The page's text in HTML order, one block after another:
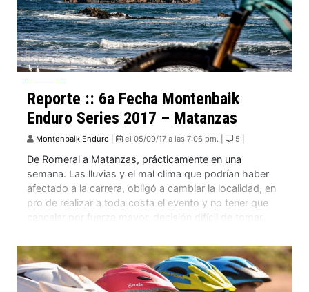
Reporte :: 6a Fecha Montenbaik
Enduro Series 2017 – Matanzas
Montenbaik Enduro el 05/09/17 a las 7:06 pm. | 5 |
De Romeral a Matanzas, prácticamente en una
semana. Las lluvias y el mal clima que podrían haber
afectado a la carrera, obligó a cambiar la localidad, en
pro de realizar a toda costa el evento y no tener que
cancelar por fuerza mayor, decisión difícil de tomar